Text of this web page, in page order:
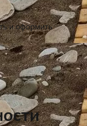
и оформить